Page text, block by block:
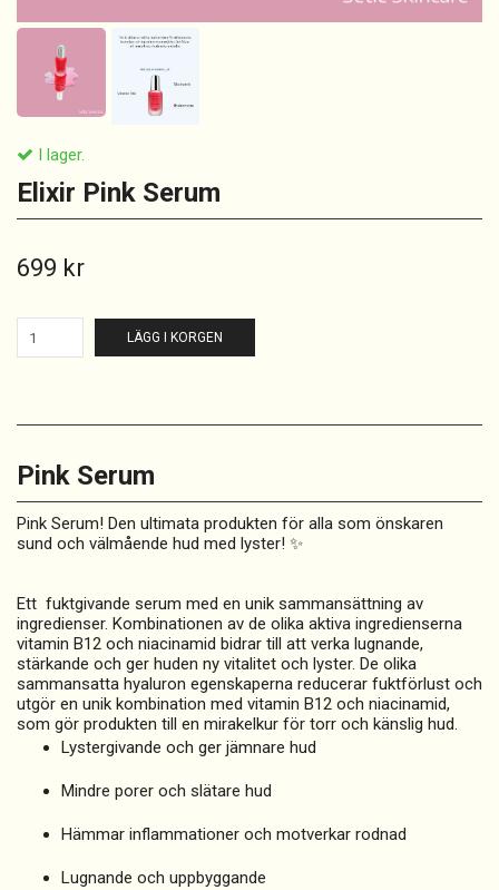
I lager.
Elixir Pink Serum
699 kr
LÄGG I KORGEN
Pink Serum
Pink Serum! Den ultimata produkten för alla som önskaren
sund och välmående hud med lyster! ✨
Ett fuktgivande serum med en unik sammansättning av
ingredienser. Kombinationen av de olika aktiva ingredienserna
vitamin B12 och niacinamid bidrar till att verka lugnande,
stärkande och ger huden ny vitalitet och lyster. De olika
sammansatta hyaluron egenskaperna reducerar fuktförlust och
utgör en unik kombination med vitamin B12 och niacinamid,
som gör produkten till en mirakelkur för torr och känslig hud.
Lystergivande och ger jämnare hud
Mindre porer och slätare hud
Hämmar inflammationer och motverkar rodnad
Lugnande och uppbyggande